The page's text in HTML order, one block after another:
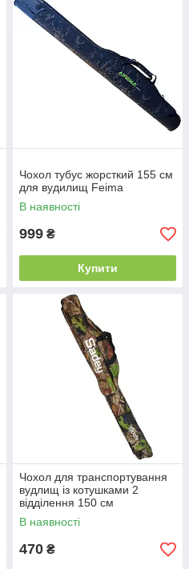
Чохол тубус жорсткий 155 см
для вудилищ Feima
В наявності
999 ₴
Купити
Чохол для транспортування
вудлищ із котушками 2
відділення 150 см
В наявності
470 ₴